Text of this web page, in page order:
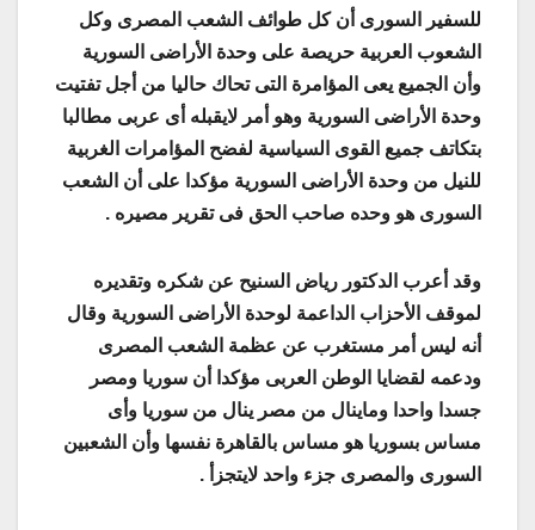
للسفير السورى أن كل طوائف الشعب المصرى وكل
الشعوب العربية حريصة على وحدة الأراضى السورية
وأن الجميع يعى المؤامرة التى تحاك حاليا من أجل تفتيت
وحدة الأراضى السورية وهو أمر لايقبله أى عربى مطالبا
بتكاتف جميع القوى السياسية لفضح المؤامرات الغربية
للنيل من وحدة الأراضى السورية مؤكدا على أن الشعب
السورى هو وحده صاحب الحق فى تقرير مصيره .
وقد أعرب الدكتور رياض السنيح عن شكره وتقديره
لموقف الأحزاب الداعمة لوحدة الأراضى السورية وقال
أنه ليس أمر مستغرب عن عظمة الشعب المصرى
ودعمه لقضايا الوطن العربى مؤكدا أن سوريا ومصر
جسدا واحدا وماينال من مصر ينال من سوريا وأى
مساس بسوريا هو مساس بالقاهرة نفسها وأن الشعبين
السورى والمصرى جزء واحد لايتجزأ .